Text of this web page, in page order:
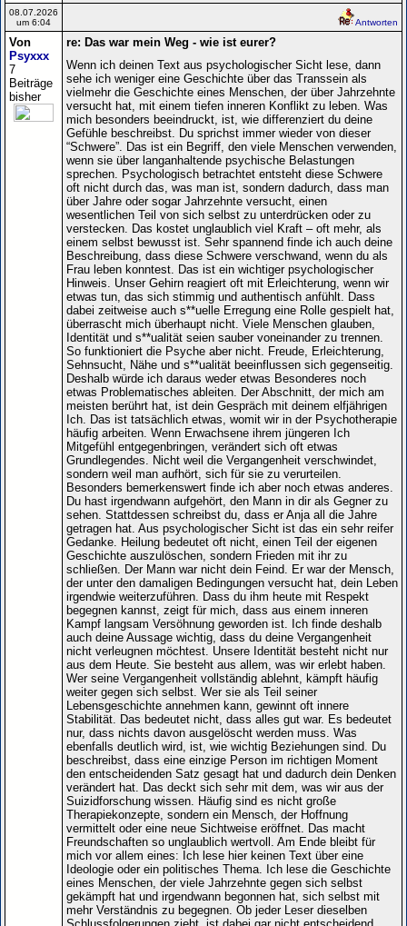
08.07.2026
um 6:04
Antworten
Von
Psyxxx
7
Beiträge
bisher
re: Das war mein Weg - wie ist eurer?
Wenn ich deinen Text aus psychologischer Sicht lese, dann
sehe ich weniger eine Geschichte über das Transsein als
vielmehr die Geschichte eines Menschen, der über Jahrzehnte
versucht hat, mit einem tiefen inneren Konflikt zu leben. Was
mich besonders beeindruckt, ist, wie differenziert du deine
Gefühle beschreibst. Du sprichst immer wieder von dieser
“Schwere”. Das ist ein Begriff, den viele Menschen verwenden,
wenn sie über langanhaltende psychische Belastungen
sprechen. Psychologisch betrachtet entsteht diese Schwere
oft nicht durch das, was man ist, sondern dadurch, dass man
über Jahre oder sogar Jahrzehnte versucht, einen
wesentlichen Teil von sich selbst zu unterdrücken oder zu
verstecken. Das kostet unglaublich viel Kraft – oft mehr, als
einem selbst bewusst ist. Sehr spannend finde ich auch deine
Beschreibung, dass diese Schwere verschwand, wenn du als
Frau leben konntest. Das ist ein wichtiger psychologischer
Hinweis. Unser Gehirn reagiert oft mit Erleichterung, wenn wir
etwas tun, das sich stimmig und authentisch anfühlt. Dass
dabei zeitweise auch s**uelle Erregung eine Rolle gespielt hat,
überrascht mich überhaupt nicht. Viele Menschen glauben,
Identität und s**ualität seien sauber voneinander zu trennen.
So funktioniert die Psyche aber nicht. Freude, Erleichterung,
Sehnsucht, Nähe und s**ualität beeinflussen sich gegenseitig.
Deshalb würde ich daraus weder etwas Besonderes noch
etwas Problematisches ableiten. Der Abschnitt, der mich am
meisten berührt hat, ist dein Gespräch mit deinem elfjährigen
Ich. Das ist tatsächlich etwas, womit wir in der Psychotherapie
häufig arbeiten. Wenn Erwachsene ihrem jüngeren Ich
Mitgefühl entgegenbringen, verändert sich oft etwas
Grundlegendes. Nicht weil die Vergangenheit verschwindet,
sondern weil man aufhört, sich für sie zu verurteilen.
Besonders bemerkenswert finde ich aber noch etwas anderes.
Du hast irgendwann aufgehört, den Mann in dir als Gegner zu
sehen. Stattdessen schreibst du, dass er Anja all die Jahre
getragen hat. Aus psychologischer Sicht ist das ein sehr reifer
Gedanke. Heilung bedeutet oft nicht, einen Teil der eigenen
Geschichte auszulöschen, sondern Frieden mit ihr zu
schließen. Der Mann war nicht dein Feind. Er war der Mensch,
der unter den damaligen Bedingungen versucht hat, dein Leben
irgendwie weiterzuführen. Dass du ihm heute mit Respekt
begegnen kannst, zeigt für mich, dass aus einem inneren
Kampf langsam Versöhnung geworden ist. Ich finde deshalb
auch deine Aussage wichtig, dass du deine Vergangenheit
nicht verleugnen möchtest. Unsere Identität besteht nicht nur
aus dem Heute. Sie besteht aus allem, was wir erlebt haben.
Wer seine Vergangenheit vollständig ablehnt, kämpft häufig
weiter gegen sich selbst. Wer sie als Teil seiner
Lebensgeschichte annehmen kann, gewinnt oft innere
Stabilität. Das bedeutet nicht, dass alles gut war. Es bedeutet
nur, dass nichts davon ausgelöscht werden muss. Was
ebenfalls deutlich wird, ist, wie wichtig Beziehungen sind. Du
beschreibst, dass eine einzige Person im richtigen Moment
den entscheidenden Satz gesagt hat und dadurch dein Denken
verändert hat. Das deckt sich sehr mit dem, was wir aus der
Suizidforschung wissen. Häufig sind es nicht große
Therapiekonzepte, sondern ein Mensch, der Hoffnung
vermittelt oder eine neue Sichtweise eröffnet. Das macht
Freundschaften so unglaublich wertvoll. Am Ende bleibt für
mich vor allem eines: Ich lese hier keinen Text über eine
Ideologie oder ein politisches Thema. Ich lese die Geschichte
eines Menschen, der viele Jahrzehnte gegen sich selbst
gekämpft hat und irgendwann begonnen hat, sich selbst mit
mehr Verständnis zu begegnen. Ob jeder Leser dieselben